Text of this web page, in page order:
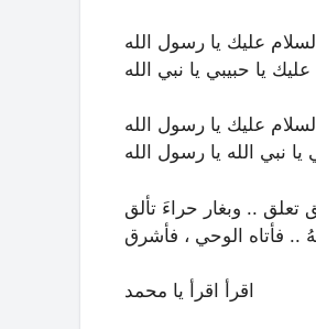
عليك يا رسول الله
يا حبيبي يا نبي الله
السلام عليك يا رسول الله
يا نبي الله يا رسول الله
تعلق .. وبغار حراءَ تألق
.. فأتاه الوحي ، فأشرق
اقرأ اقرأ يا محمد